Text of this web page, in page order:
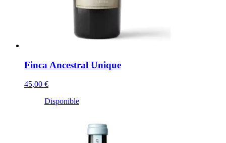
Finca Ancestral Unique
45,00 €
Disponible